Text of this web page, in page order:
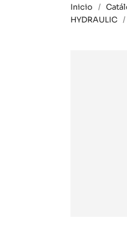
Inicio
HYDRAULIC